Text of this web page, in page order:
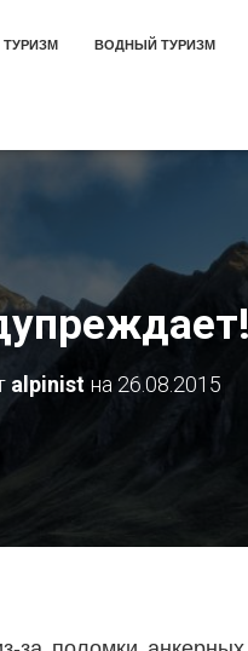
ТУРИЗМ ВОДНЫЙ ТУРИЗМ
alpinist на 26.08.2015